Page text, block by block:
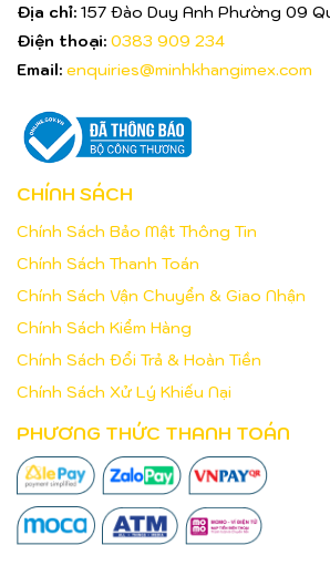
Địa chỉ: 157 Đào Duy Anh Phường 09
Điện thoại: 0383 909 234
Email: enquiries@minhkhangimex.com
CHÍNH SÁCH
Chính Sách Bảo Mật Thông Tin
Chính Sách Thanh Toán
Chính Sách Vận Chuyển & Giao Nhận
Chính Sách Kiểm Hàng
Chính Sách Đổi Trả & Hoàn Tiền
Chính Sách Xử Lý Khiếu Nại
PHƯƠNG THỨC THANH TOÁN